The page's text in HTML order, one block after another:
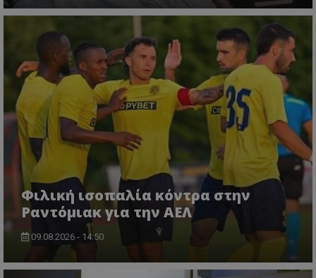
Φιλική ισοπαλία κόντρα στην
Ραντόμιακ για την ΑΕΛ
09.08.2026 - 14:50